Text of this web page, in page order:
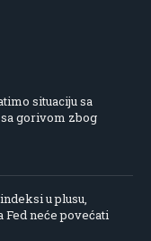
situaciju sa
gorivom zbog
u plusu,
Fed neće povećati